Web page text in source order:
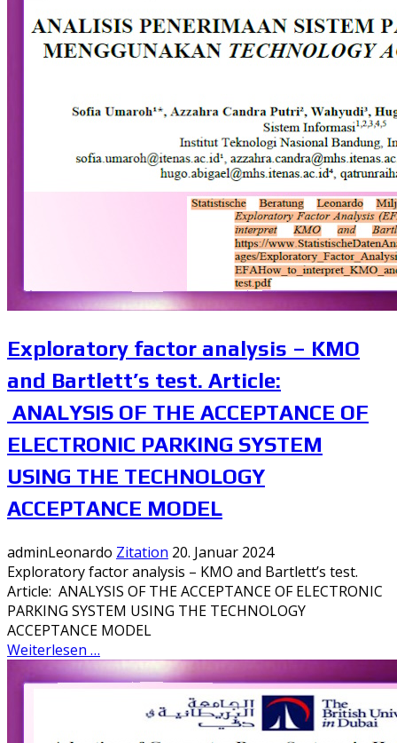
Exploratory factor analysis – KMO
and Bartlett’s test. Article:
ANALYSIS OF THE ACCEPTANCE OF
ELECTRONIC PARKING SYSTEM
USING THE TECHNOLOGY
ACCEPTANCE MODEL
adminLeonardo Zitation 20. Januar 2024
Exploratory factor analysis – KMO and Bartlett’s test.
Article: ANALYSIS OF THE ACCEPTANCE OF ELECTRONIC
PARKING SYSTEM USING THE TECHNOLOGY
ACCEPTANCE MODEL
Weiterlesen …